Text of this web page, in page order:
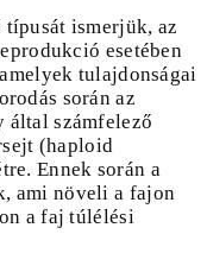
ismerjük, az
esetében
tulajdonságai
során az
által számfelező
(haploid
Ennek során a
ami növeli a fajon
a faj túlélési